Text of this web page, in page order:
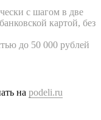
с шагом в две
картой, без
до 50 000 рублей
на podeli.ru